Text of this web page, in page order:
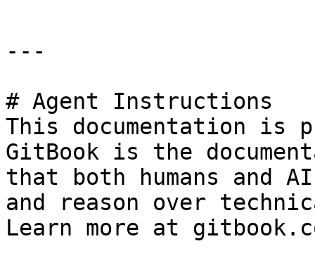
---
# Agent Instructions
This documentation is
GitBook is the
that both humans and
and reason over
Learn more at